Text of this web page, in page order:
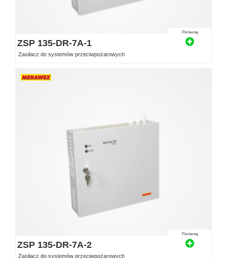
Porównaj
ZSP 135-DR-7A-1
Zasilacz do systemów przeciwpożarowych
Porównaj
ZSP 135-DR-7A-2
Zasilacz do systemów przeciwpożarowych